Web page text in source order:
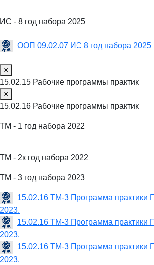
ИС - 8 год набора 2025
ООП 09.02.07 ИС 8 год набора 2025
×
15.02.15 Рабочие программы практик
×
15.02.16 Рабочие программы практик
ТМ - 1 год набора 2022
ТМ - 2к год набора 2022
ТМ - 3 год набора 2023
15.02.16 ТМ-3 Программа практики
2023.
15.02.16 ТМ-3 Программа практики
2023.
15.02.16 ТМ-3 Программа практики
2023.